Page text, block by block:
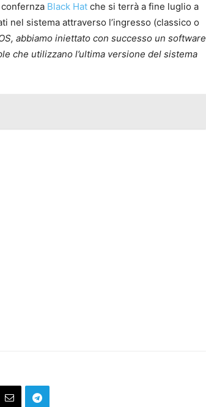
Black Hat che si terrà a fine luglio a
nel sistema attraverso l’ingresso (classico o
abbiamo iniettato con successo un software
che utilizzano l’ultima versione del sistema